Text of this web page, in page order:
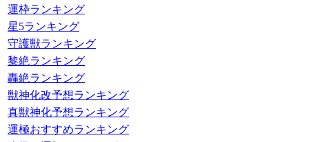
運枠ランキング
星5ランキング
守護獣ランキング
黎絶ランキング
轟絶ランキング
獣神化改予想ランキング
真獣神化予想ランキング
運極おすすめランキング